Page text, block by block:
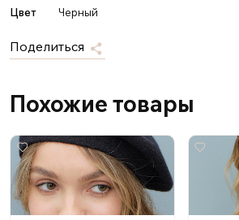
Цвет
Черный
Поделиться
Похожие товары